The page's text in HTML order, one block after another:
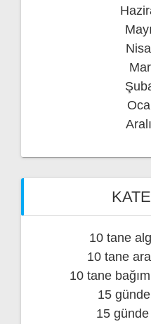
10 tane
10 tane
10 tane
15
15